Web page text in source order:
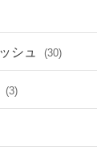
シュ (30)
(3)